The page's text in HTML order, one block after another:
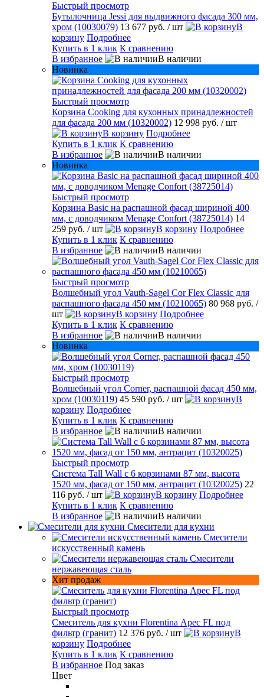
Быстрый просмотр
Бутылочница Jessi для выдвижного фасада 300 мм,
хром (10030079) 13 677 руб. / шт
В
корзину Подробнее
Купить в 1 клик К сравнению
В избранное
В наличии
Новинка
Быстрый просмотр
Корзина Cooking для кухонных принадлежностей
для фасада 200 мм (10320002) 12 998 руб. / шт
В корзину Подробнее
Купить в 1 клик К сравнению
В избранное
В наличии
Новинка
Быстрый просмотр
Корзина Basic на распашной фасад шириной 400
мм, с доводчиком Menage Confort (38725014) 14
259 руб. / шт В корзину Подробнее
Купить в 1 клик К сравнению
В избранное
В наличии
Быстрый просмотр
Волшебный угол Vauth-Sagel Cor Flex Classic для
распашного фасада 450 мм (10210065) 80 968 руб. /
шт
В корзину Подробнее
Купить в 1 клик К сравнению
В избранное
В наличии
Новинка
Быстрый просмотр
Волшебный угол Corner, распашной фасад 450 мм,
хром (10030119) 45 590 руб. / шт
В
корзину Подробнее
Купить в 1 клик К сравнению
В избранное
В наличии
Быстрый просмотр
Система Tall Wall с 6 корзинами 87 мм, высота
1520 мм, фасад от 150 мм, антрацит (10320025) 22
116 руб. / шт В корзину Подробнее
Купить в 1 клик К сравнению
В избранное
В наличии
Смесители для кухни
Смесители
искусственный камень
Смесители
нержавеющая сталь
Хит продаж
Быстрый просмотр
Смеситель для кухни Florentina Арес FL под
фильтр (гранит) 12 376 руб. / шт
В
корзину Подробнее
Купить в 1 клик К сравнению
В избранное Под заказ
Цвет